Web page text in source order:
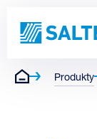
Produkty